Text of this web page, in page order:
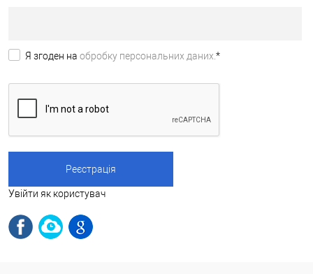
Я згоден на обробку персональних даних. *
Увійти як користувач